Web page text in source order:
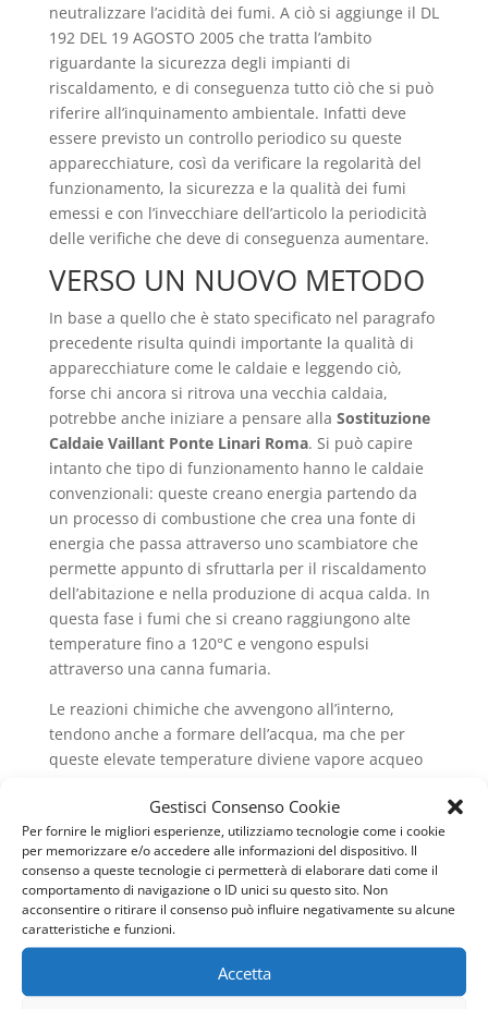
Gestisci Consenso Cookie
Per fornire le migliori esperienze, utilizziamo tecnologie come i cookie
per memorizzare e/o accedere alle informazioni del dispositivo. Il
consenso a queste tecnologie ci permetterà di elaborare dati come il
comportamento di navigazione o ID unici su questo sito. Non
acconsentire o ritirare il consenso può influire negativamente su alcune
caratteristiche e funzioni.
Accetta
neutralizzare l’acidità dei fumi. A ciò si aggiunge il DL
192 DEL 19 AGOSTO 2005 che tratta l’ambito
riguardante la sicurezza degli impianti di
riscaldamento, e di conseguenza tutto ciò che si può
riferire all’inquinamento ambientale. Infatti deve
essere previsto un controllo periodico su queste
apparecchiature, così da verificare la regolarità del
funzionamento, la sicurezza e la qualità dei fumi
emessi e con l’invecchiare dell’articolo la periodicità
delle verifiche che deve di conseguenza aumentare.
VERSO UN NUOVO METODO
In base a quello che è stato specificato nel paragrafo
precedente risulta quindi importante la qualità di
apparecchiature come le caldaie e leggendo ciò,
forse chi ancora si ritrova una vecchia caldaia,
potrebbe anche iniziare a pensare alla Sostituzione
Caldaie Vaillant Ponte Linari Roma. Si può capire
intanto che tipo di funzionamento hanno le caldaie
convenzionali: queste creano energia partendo da
un processo di combustione che crea una fonte di
energia che passa attraverso uno scambiatore che
permette appunto di sfruttarla per il riscaldamento
dell’abitazione e nella produzione di acqua calda. In
questa fase i fumi che si creano raggiungono alte
temperature fino a 120°C e vengono espulsi
attraverso una canna fumaria.
Le reazioni chimiche che avvengono all’interno,
tendono anche a formare dell’acqua, ma che per
queste elevate temperature diviene vapore acqueo
combustione. In pratica, ciò che è stato descritto è
quello che avviene all’interno di una caldaia
convenzionale, che molti ancora possiedono nella
propria abitazione. La scoperta di un nuovo metodo
di funzionamento, ha però superato un limite,
ovvero quello della formazione di vapore acqueo che
cioè partendo dallo stesso principio della